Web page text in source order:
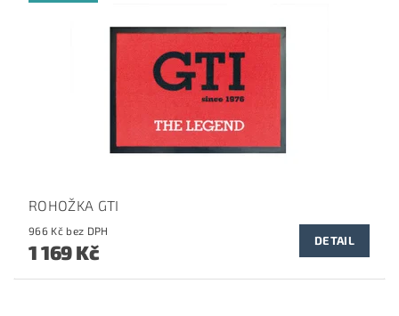
ROHOŽKA GTI
966 Kč bez DPH
1 169 Kč DETAIL